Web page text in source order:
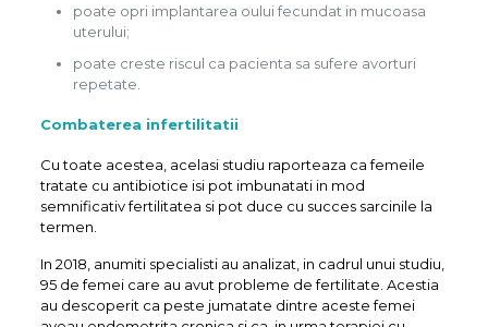
poate opri implantarea oului fecundat in mucoasa
uterului;
poate creste riscul ca pacienta sa sufere avorturi
repetate.
Combaterea infertilitatii
Cu toate acestea, acelasi studiu raporteaza ca femeile
tratate cu antibiotice isi pot imbunatati in mod
semnificativ fertilitatea si pot duce cu succes sarcinile la
termen.
In 2018, anumiti specialisti au analizat, in cadrul unui studiu,
95 de femei care au avut probleme de fertilitate. Acestia
au descoperit ca peste jumatate dintre aceste femei